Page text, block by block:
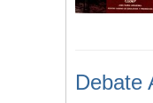
Debate